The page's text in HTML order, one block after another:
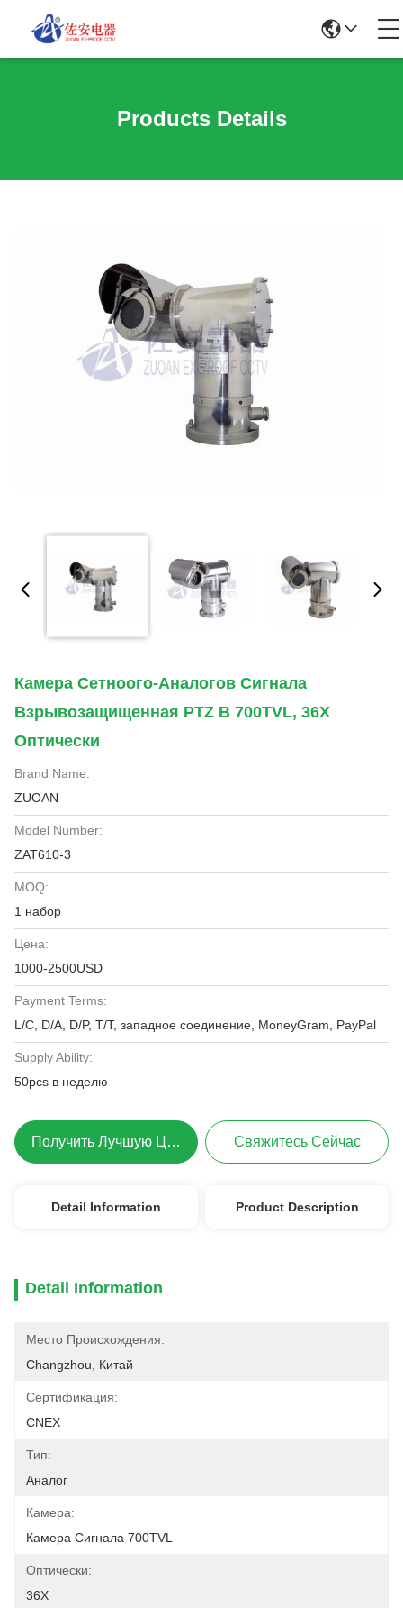
Products Details
Камера Сетноого-Аналогов Сигнала
Взрывозащищенная PTZ В 700TVL, 36X
Оптически
Brand Name:
ZUOAN
Model Number:
ZAT610-3
MOQ:
1 набор
Цена:
1000-2500USD
Payment Terms:
L/C, D/A, D/P, T/T, западное соединение, MoneyGram, PayPal
Supply Ability:
50pcs в неделю
Получить Лучшую Цену Свяжитесь Сейчас
Detail Information Product Description
Detail Information
Место Происхождения:
Changzhou, Китай
Сертификация:
CNEX
Тип:
Аналог
Камера:
Камера Сигнала 700TVL
Оптически:
36X